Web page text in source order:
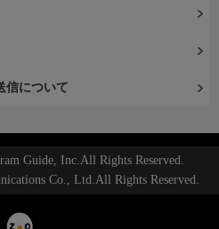
信について
Guide, Inc.All Rights Reserved.
Co., Ltd.All Rights Reserved.